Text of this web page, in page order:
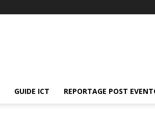
GUIDE ICT REPORTAGE POST